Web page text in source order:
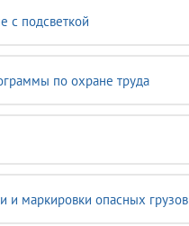
с подсветкой
по охране труда
и маркировки опасных грузов